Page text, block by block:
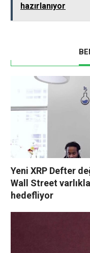
hazırlanıyor
Yeni XRP Defter
Wall Street
hedefliyor